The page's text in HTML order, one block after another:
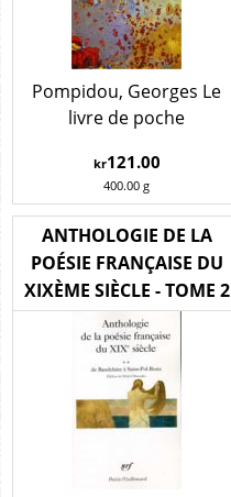
Pompidou, Georges Le
livre de poche
kr121.00
400.00 g
ANTHOLOGIE DE LA
POÉSIE FRANÇAISE DU
XIXÈME SIÈCLE - TOME 2